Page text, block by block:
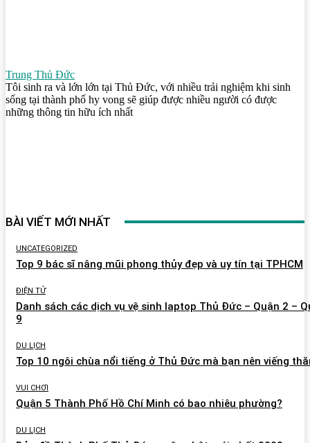
Trung Thủ Đức
Tôi sinh ra và lớn lớn tại Thủ Đức, với nhiều trải nghiệm khi sinh
sống tại thành phố hy vong sẽ giúp được nhiều người có được
những thông tin hữu ích nhất
BÀI VIẾT MỚI NHẤT
UNCATEGORIZED
Top 9 bác sĩ nâng mũi phong thủy đẹp và uy tín tại TPHCM
ĐIỆN TỬ
Danh sách các dịch vụ vệ sinh laptop Thủ Đức – Quận 2 –
9
DU LỊCH
Top 10 ngôi chùa nổi tiếng ở Thủ Đức mà bạn nên viếng
VUI CHƠI
Quận 5 Thành Phố Hồ Chí Minh có bao nhiêu phường?
DU LỊCH